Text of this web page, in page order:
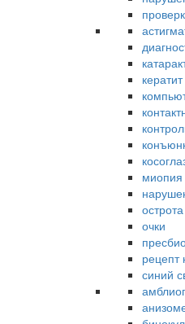
кератит
миопия
очки
рецепт
синий